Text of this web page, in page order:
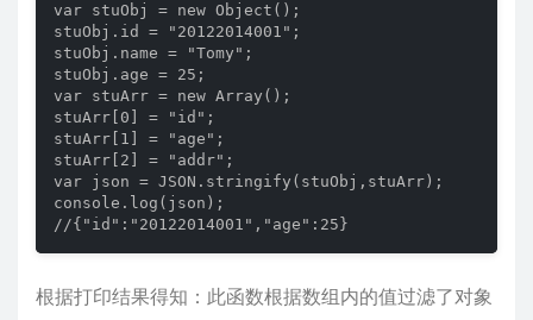
var stuObj = new Object();
stuObj.id = "20122014001";
stuObj.name = "Tomy";
stuObj.age = 25;
var stuArr = new Array();
stuArr[0] = "id";
stuArr[1] = "age";
stuArr[2] = "addr";
var json = JSON.stringify(stuObj,stuArr);
console.log(json);
//{"id":"20122014001","age":25}
根据打印结果得知：此函数根据数组内的值过滤了对象